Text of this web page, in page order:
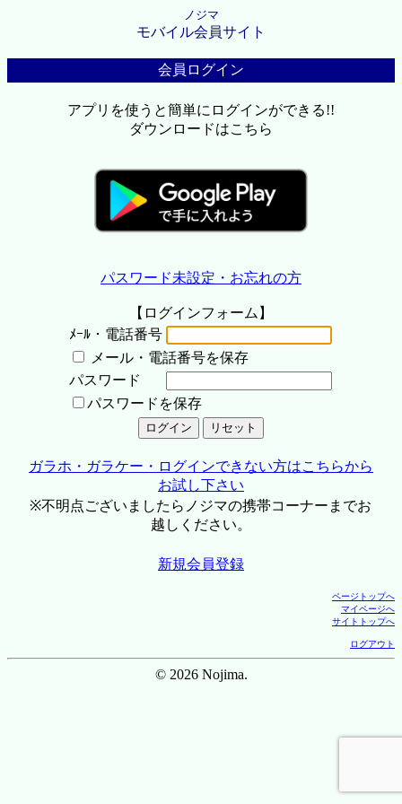
ノジマ
モバイル会員サイト
会員ログイン
アプリを使うと簡単にログインができる!!
ダウンロードはこちら
パスワード未設定・お忘れの方
【ログインフォーム】
ﾒｰﾙ・電話番号
メール・電話番号を保存
パスワード
パスワードを保存
ガラホ・ガラケー・ログインできない方はこちらから
お試し下さい
※不明点ございましたらノジマの携帯コーナーまでお
越しください。
新規会員登録
ページトップへ
マイページへ
サイトトップへ
ログアウト
© 2026 Nojima.